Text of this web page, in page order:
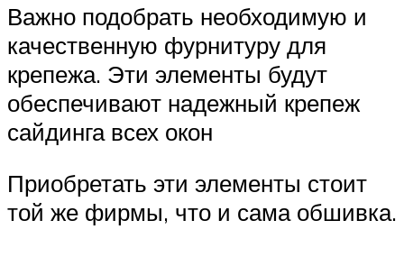
Важно подобрать необходимую и
качественную фурнитуру для
крепежа. Эти элементы будут
обеспечивают надежный крепеж
сайдинга всех окон
Приобретать эти элементы стоит
той же фирмы, что и сама обшивка.